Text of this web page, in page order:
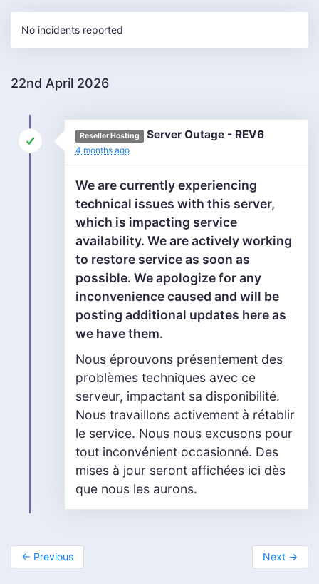
No incidents reported
22nd April 2026
Reseller Hosting Server Outage - REV6
4 months ago
We are currently experiencing
technical issues with this server,
which is impacting service
availability. We are actively working
to restore service as soon as
possible. We apologize for any
inconvenience caused and will be
posting additional updates here as
we have them.
Nous éprouvons présentement des
problèmes techniques avec ce
serveur, impactant sa disponibilité.
Nous travaillons activement à rétablir
le service. Nous nous excusons pour
tout inconvénient occasionné. Des
mises à jour seront affichées ici dès
que nous les aurons.
← Previous Next →